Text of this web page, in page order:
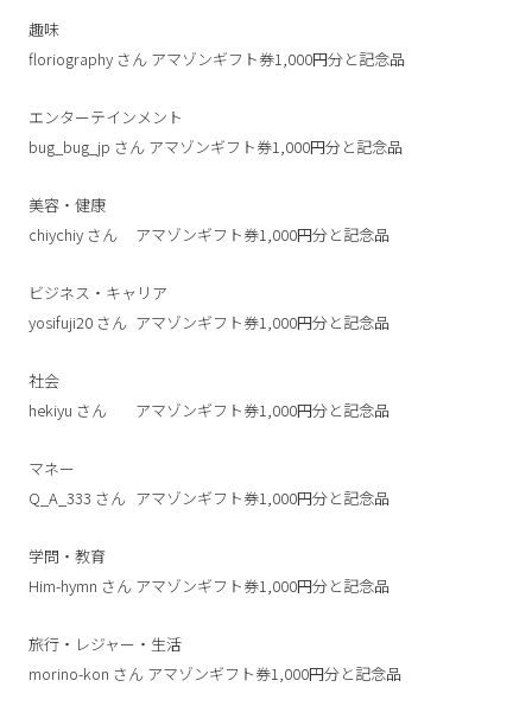
趣味
floriography さん アマゾンギフト券1,000円分と記念品
エンターテインメント
bug_bug_jp さん アマゾンギフト券1,000円分と記念品
美容・健康
chiychiy さん アマゾンギフト券1,000円分と記念品
ビジネス・キャリア
yosifuji20 さん アマゾンギフト券1,000円分と記念品
社会
hekiyu さん アマゾンギフト券1,000円分と記念品
マネー
Q_A_333 さん アマゾンギフト券1,000円分と記念品
学問・教育
Him-hymn さん アマゾンギフト券1,000円分と記念品
旅行・レジャー・生活
morino-kon さん アマゾンギフト券1,000円分と記念品